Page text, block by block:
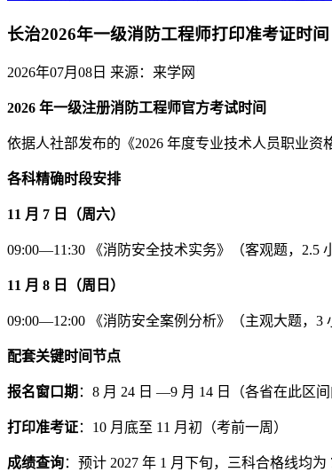
长治2026年一级消防工程师打印准考证时间
2026年07月08日 来源：来学网
2026 年一级注册消防工程师官方考试时间
依据人社部发布的《2026 年度专业技术人员职业资
各科精确时段安排
11 月 7 日（周六）
09:00—11:30 《消防安全技术实务》（客观题，2.5
11 月 8 日（周日）
09:00—12:00 《消防安全案例分析》（主观大题，3
配套关键时间节点
报名窗口期 ：8 月 24 日 —9 月 14 日（各省在此区
打印准考证：10 月底至 11 月初（考前一周）
成绩查询：预计 2027 年 1 月下旬，三科合格线均